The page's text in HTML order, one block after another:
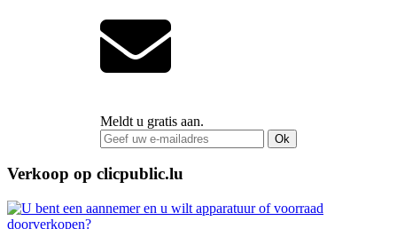
Meldt u gratis aan.
Ok
Verkoop op clicpublic.lu